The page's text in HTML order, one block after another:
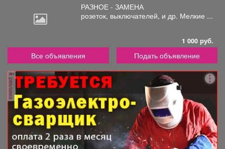
РАЗНОЕ - ЗАМЕНА
розеток, выключателей, и др. Мелкие ...
1 000 руб.
Все объявления Подать объявление
реклама